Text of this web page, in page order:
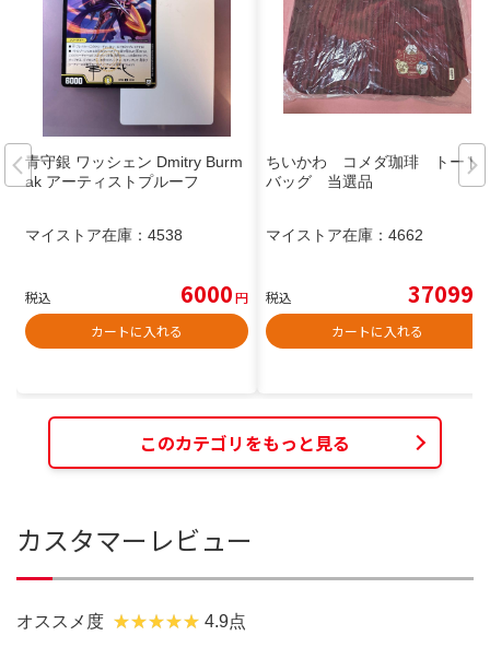
青守銀 ワッシェン Dmitry Burm
ak アーティストプルーフ
マイストア在庫： 4538
税込 6000円
カートに入れる
ちいかわ コメダ珈琲 トート
バッグ 当選品
マイストア在庫： 4662
税込 37099
カートに入れる
このカテゴリをもっと見る
カスタマーレビュー
オススメ度 4.9点